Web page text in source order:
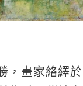
，畫家絡繹於